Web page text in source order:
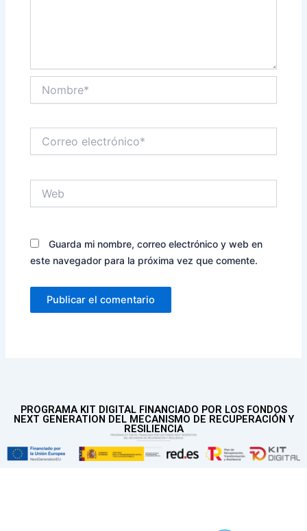
electrónico*
Guarda mi nombre, correo electrónico y web en
este navegador para la próxima vez que comente.
PROGRAMA KIT DIGITAL FINANCIADO POR LOS FONDOS
NEXT GENERATION DEL MECANISMO DE RECUPERACIÓN Y
RESILIENCIA